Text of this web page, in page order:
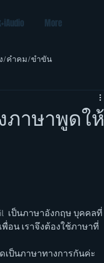
More
/คำคม/ขำขัน
ภาษาพูดให้
เป็นภาษาอังกฤษ บุคคลที่
อน เราจึงต้องใช้ภาษาที่
เป็นภาษาทางการกันค่ะ